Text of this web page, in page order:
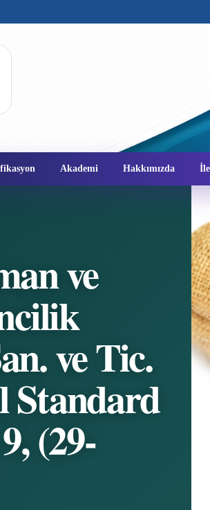
Akademi Hakkımızda
ve
ve Tic.
Standard
(29-